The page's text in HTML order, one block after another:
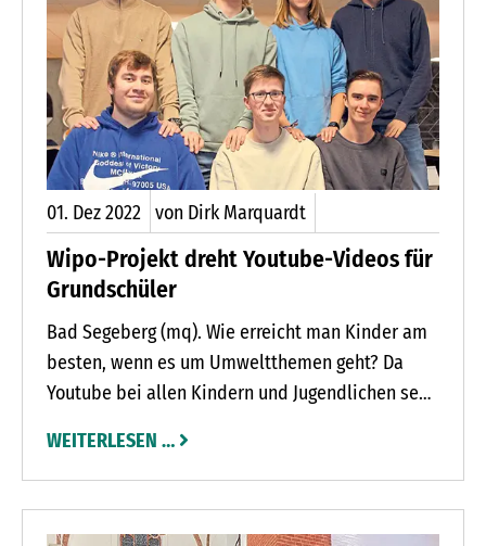
01. Dez2022 von Dirk Marquardt
Wipo-Projekt dreht Youtube-Videos für
Grundschüler
Bad Segeberg (mq). Wie erreicht man Kinder am
besten, wenn es um Umweltthemen geht? Da
Youtube bei allen Kindern und Jugendlichen sehr
am Städtischen Gymnasium in Bad Segeberg
nahe. Die Schülerinnen und Schüler drehten
kurze Filme unter dem Label NaturNah!, mit
WEITERLESEN …